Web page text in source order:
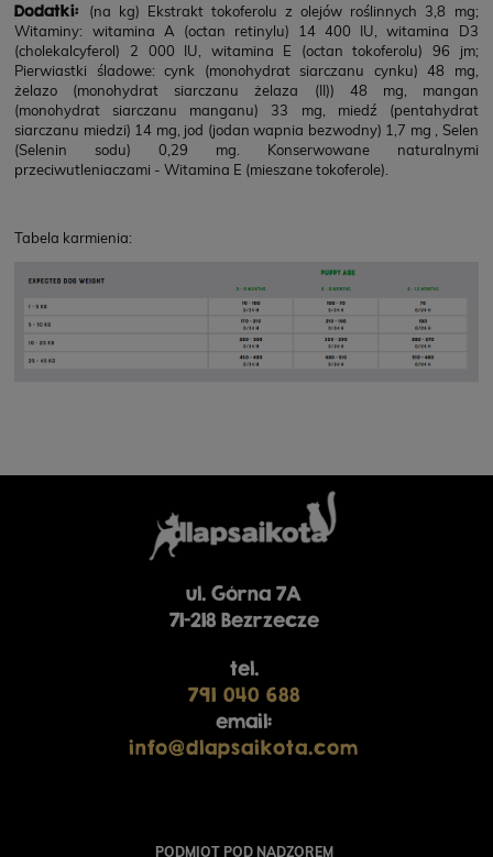
Dodatki:
(na kg) Ekstrakt tokoferolu z olejów roślinnych 3,8 mg;
Witaminy: witamina A (octan retinylu) 14 400 IU, witamina D3
(cholekalcyferol) 2 000 IU, witamina E (octan tokoferolu) 96 jm;
Pierwiastki śladowe: cynk (monohydrat siarczanu cynku) 48 mg,
żelazo (monohydrat siarczanu żelaza (II)) 48 mg, mangan
(monohydrat siarczanu manganu) 33 mg, miedź (pentahydrat
siarczanu miedzi) 14 mg, jod (jodan wapnia bezwodny) 1,7 mg , Selen
(Selenin sodu) 0,29 mg. Konserwowane naturalnymi
przeciwutleniaczami - Witamina E (mieszane tokoferole).
Tabela karmienia:
ul. Górna 7A
71-218 Bezrzecze
tel.
791 040 688
email:
info@dlapsaikota.com
PODMIOT POD NADZOREM